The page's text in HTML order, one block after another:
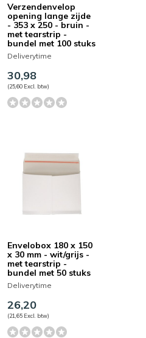
Verzendenvelop
opening lange zijde
- 353 x 250 - bruin -
met tearstrip -
bundel met 100 stuks
Deliverytime
30,98
(25,60 Excl. btw)
Envelobox 180 x 150
x 30 mm - wit/grijs -
met tearstrip -
bundel met 50 stuks
Deliverytime
26,20
(21,65 Excl. btw)